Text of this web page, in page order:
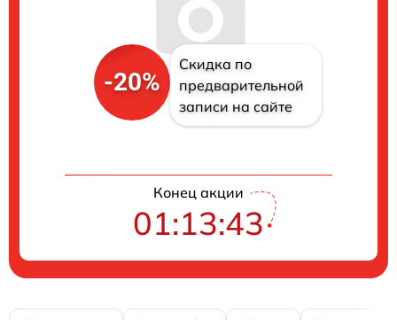
-20%
Скидка по
предварительной
записи на сайте
Конец акции
01:13:42